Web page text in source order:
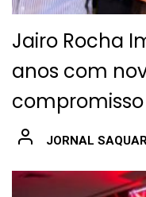
Jairo Rocha
anos com
JORNAL